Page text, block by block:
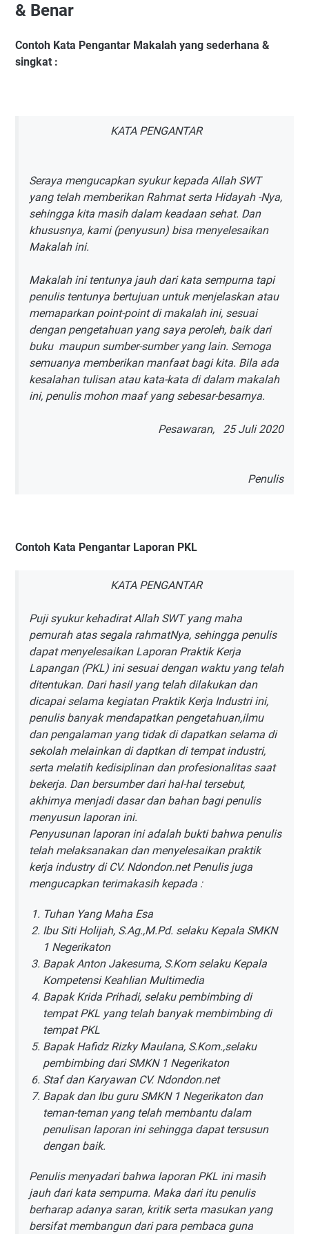
& Benar
Contoh Kata Pengantar Makalah yang sederhana &
singkat :
KATA PENGANTAR
Seraya mengucapkan syukur kepada Allah SWT
yang telah memberikan Rahmat serta Hidayah -Nya,
sehingga kita masih dalam keadaan sehat. Dan
khususnya, kami (penyusun) bisa menyelesaikan
Makalah ini.
Makalah ini tentunya jauh dari kata sempurna tapi
penulis tentunya bertujuan untuk menjelaskan atau
memaparkan point-point di makalah ini, sesuai
dengan pengetahuan yang saya peroleh, baik dari
buku maupun sumber-sumber yang lain. Semoga
semuanya memberikan manfaat bagi kita. Bila ada
kesalahan tulisan atau kata-kata di dalam makalah
ini, penulis mohon maaf yang sebesar-besarnya.
Pesawaran, 25 Juli 2020
Penulis
Contoh Kata Pengantar Laporan PKL
KATA PENGANTAR
Puji syukur kehadirat Allah SWT yang maha
pemurah atas segala rahmatNya, sehingga penulis
dapat menyelesaikan Laporan Praktik Kerja
Lapangan (PKL) ini sesuai dengan waktu yang telah
ditentukan. Dari hasil yang telah dilakukan dan
dicapai selama kegiatan Praktik Kerja Industri ini,
penulis banyak mendapatkan pengetahuan,ilmu
dan pengalaman yang tidak di dapatkan selama di
sekolah melainkan di daptkan di tempat industri,
serta melatih kedisiplinan dan profesionalitas saat
bekerja. Dan bersumber dari hal-hal tersebut,
akhirnya menjadi dasar dan bahan bagi penulis
menyusun laporan ini.
Penyusunan laporan ini adalah bukti bahwa penulis
telah melaksanakan dan menyelesaikan praktik
kerja industry di CV. Ndondon.net Penulis juga
mengucapkan terimakasih kepada :
Tuhan Yang Maha Esa
Ibu Siti Holijah, S.Ag.,M.Pd. selaku Kepala SMKN
1 Negerikaton
Bapak Anton Jakesuma, S.Kom selaku Kepala
Kompetensi Keahlian Multimedia
Bapak Krida Prihadi, selaku pembimbing di
tempat PKL yang telah banyak membimbing di
tempat PKL
Bapak Hafidz Rizky Maulana, S.Kom.,selaku
pembimbing dari SMKN 1 Negerikaton
Staf dan Karyawan CV. Ndondon.net
Bapak dan Ibu guru SMKN 1 Negerikaton dan
teman-teman yang telah membantu dalam
penulisan laporan ini sehingga dapat tersusun
dengan baik.
Penulis menyadari bahwa laporan PKL ini masih
jauh dari kata sempurna. Maka dari itu penulis
berharap adanya saran, kritik serta masukan yang
bersifat membangun dari para pembaca guna